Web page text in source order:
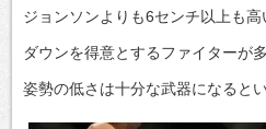
ジョンソンよりも6センチ以上も
ダウンを得意とするファイターが
姿勢の低さは十分な武器になるとい